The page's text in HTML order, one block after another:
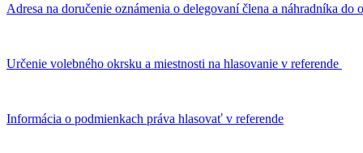
Adresa na doručenie oznámenia o delegovaní člena a náhradníka
Určenie volebného okrsku a miestnosti na hlasovanie v referende
Informácia o podmienkach práva hlasovať v referende